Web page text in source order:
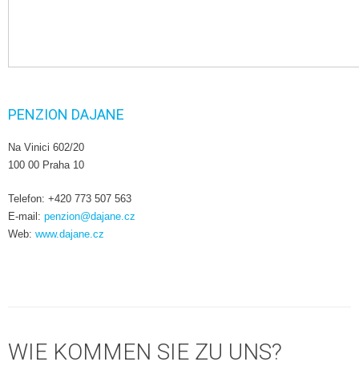
PENZION DAJANE
Na Vinici 602/20
100 00 Praha 10
Telefon: +420 773 507 563
E-mail: penzion@dajane.cz
Web: www.dajane.cz
WIE KOMMEN SIE ZU UNS?